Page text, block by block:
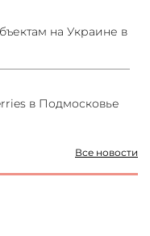
Все новости
на Украине в
в Подмосковье
применение